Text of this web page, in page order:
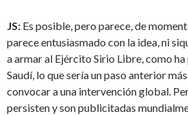
JS: Es posible, pero parece, de
parece entusiasmado con la idea, ni
a armar al Ejército Sirio Libre, como
Saudí, lo que sería un paso anterior
convocar a una intervención global.
persisten y son publicitadas